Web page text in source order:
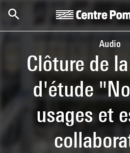
Audio
Clôture de
d'étude
usages et